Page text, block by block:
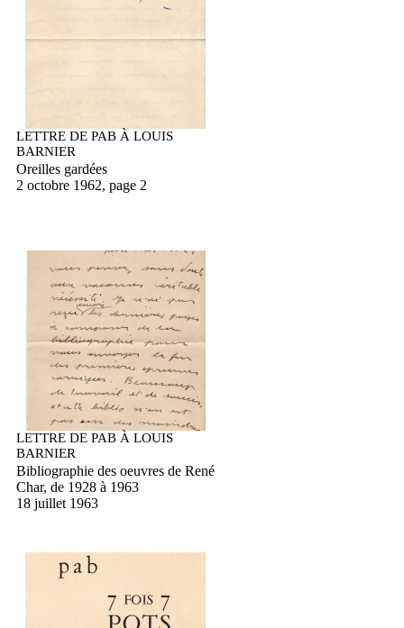
LETTRE DE PAB À LOUIS
BARNIER
Oreilles gardées
2 octobre 1962, page 2
LETTRE DE PAB À LOUIS
BARNIER
Bibliographie des oeuvres de René
Char, de 1928 à 1963
18 juillet 1963